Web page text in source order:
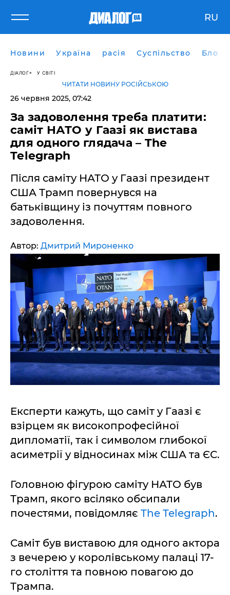
RU
Новини Україна расія Суспільство Блоги
ДІАЛОГ У СВІТІ
ЧИТАТИ НОВИНУ РОСІЙСЬКОЮ
26 червня 2025, 07:42
За задоволення треба платити:
саміт НАТО у Гаазі як вистава
для одного глядача – The
Telegraph
Після саміту НАТО у Гаазі президент
США Трамп повернувся на
батьківщину із почуттям повного
задоволення.
Автор: Дмитрий Мироненко
Експерти кажуть, що саміт у Гаазі є
взірцем як високопрофесійної
дипломатії, так і символом глибокої
асиметрії у відносинах між США та ЄС.
Головною фігурою саміту НАТО був
Трамп, якого всіляко обсипали
почестями, повідомляє The Telegraph.
Саміт був виставою для одного актора
з вечерею у королівському палаці 17-
го століття та повною повагою до
Трампа.